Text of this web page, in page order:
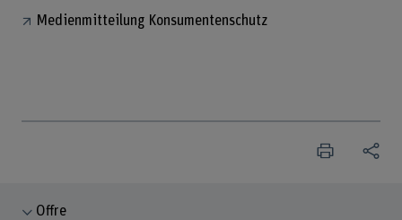
Medienmitteilung Konsumentenschutz
Offre